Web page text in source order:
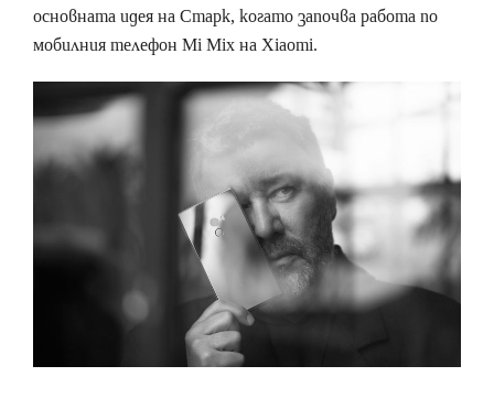
основната идея на Старк, когато започва работа по
мобилния телефон Mi Mix на Xiaomi.